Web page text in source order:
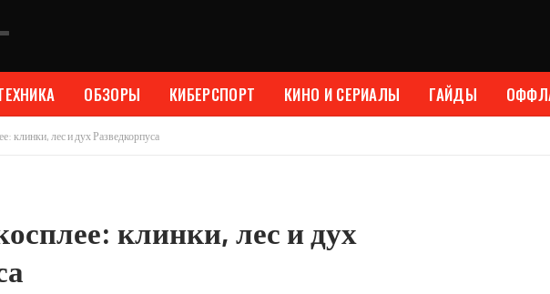
ОБЗОРЫ КИБЕРСПОРТ КИНО И СЕРИАЛЫ ГАЙДЫ
клинки, лес и дух Разведкорпуса
клинки, лес и дух